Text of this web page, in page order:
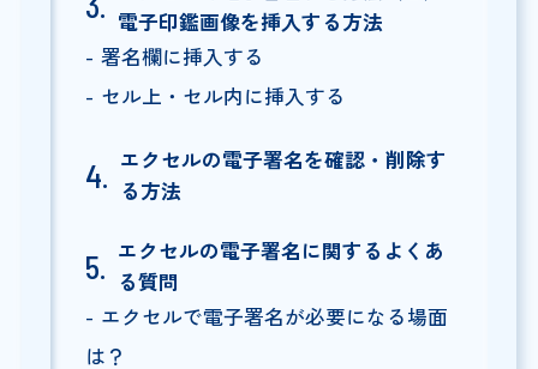
電子印鑑画像を挿入する方法
署名欄に挿入する
セル上・セル内に挿入する
エクセルの電子署名を確認・削除す
る方法
エクセルの電子署名に関するよくあ
る質問
エクセルで電子署名が必要になる場面
は？